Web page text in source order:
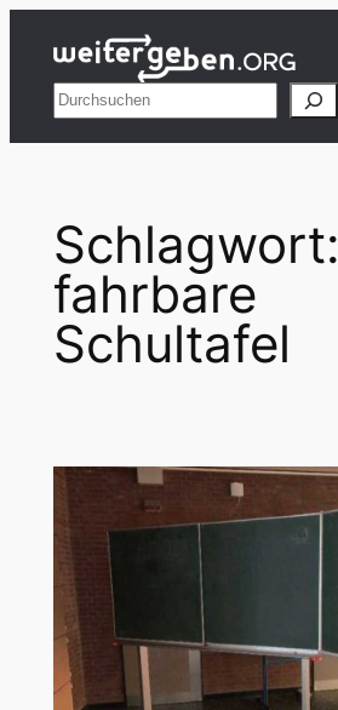
Inhalt
springenSuchen
Schlagwort:
fahrbare
Schultafel